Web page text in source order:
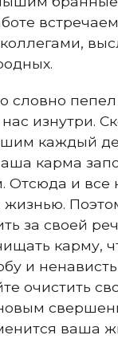
словно пепел
изнутри.
каждый
карма
Отсюда и все
жизнью.
за своей
карму,
и
очистить
ваша